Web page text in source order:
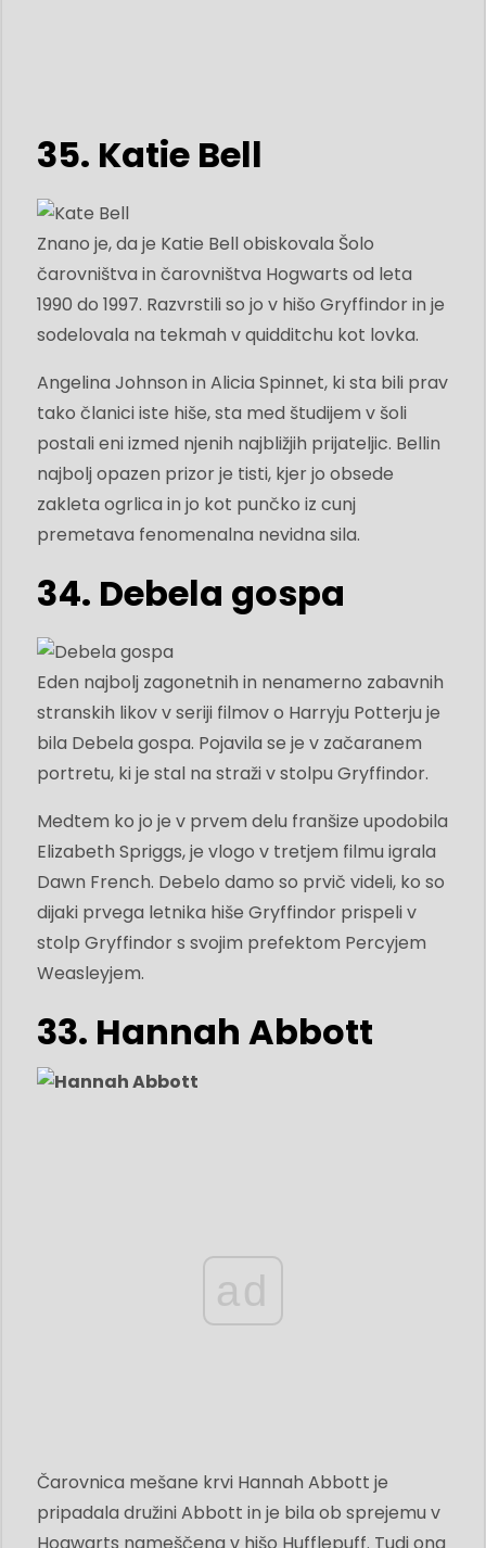
35. Katie Bell
Znano je, da je Katie Bell obiskovala Šolo
čarovništva in čarovništva Hogwarts od leta
1990 do 1997. Razvrstili so jo v hišo Gryffindor in je
sodelovala na tekmah v quidditchu kot lovka.
Angelina Johnson in Alicia Spinnet, ki sta bili prav
tako članici iste hiše, sta med študijem v šoli
postali eni izmed njenih najbližjih prijateljic. Bellin
najbolj opazen prizor je tisti, kjer jo obsede
zakleta ogrlica in jo kot punčko iz cunj
premetava fenomenalna nevidna sila.
34. Debela gospa
Eden najbolj zagonetnih in nenamerno zabavnih
stranskih likov v seriji filmov o Harryju Potterju je
bila Debela gospa. Pojavila se je v začaranem
portretu, ki je stal na straži v stolpu Gryffindor.
Medtem ko jo je v prvem delu franšize upodobila
Elizabeth Spriggs, je vlogo v tretjem filmu igrala
Dawn French. Debelo damo so prvič videli, ko so
dijaki prvega letnika hiše Gryffindor prispeli v
stolp Gryffindor s svojim prefektom Percyjem
Weasleyjem.
33. Hannah Abbott
ad
Čarovnica mešane krvi Hannah Abbott je
pripadala družini Abbott in je bila ob sprejemu v
Hogwarts nameščena v hišo Hufflepuff. Tudi ona